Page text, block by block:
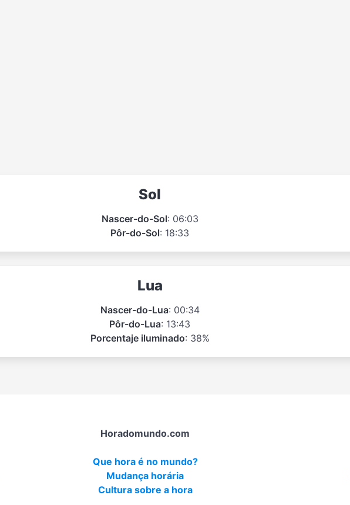
Sol
Nascer-do-Sol: 06:03
Pôr-do-Sol: 18:33
Lua
Nascer-do-Lua: 00:34
Pôr-do-Lua: 13:43
Porcentaje iluminado: 38%
Horadomundo.com
Que hora é no mundo?
Mudança horária
Cultura sobre a hora